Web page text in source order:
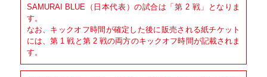
SAMURAI BLUE（日本代表）の試合は「第 2 戦」となりま
す。
なお、キックオフ時間が確定した後に販売される紙チケット
には、第 1 戦と第 2 戦の両方のキックオフ時間が記載されま
す。